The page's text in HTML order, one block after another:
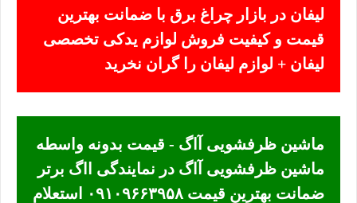
لیفان در بازار چراغ برق با ضمانت بهترین
قیمت و کیفیت فروش لوازم یدکی تخصصی
لیفان + لوازم لیفان را گران نخرید
ماشین ظرفشویی آاگ - قیمت بدونه واسطه
ماشین ظرفشویی آاگ در نمایندگی ااگ برتر
ضمانت بهترین قیمت ۰۹۱۰۹۶۶۳۹۵۸ استعلام